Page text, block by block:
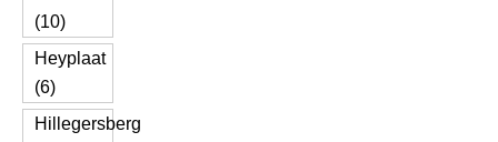
(10)
Heyplaat
(6)
Hillegersberg